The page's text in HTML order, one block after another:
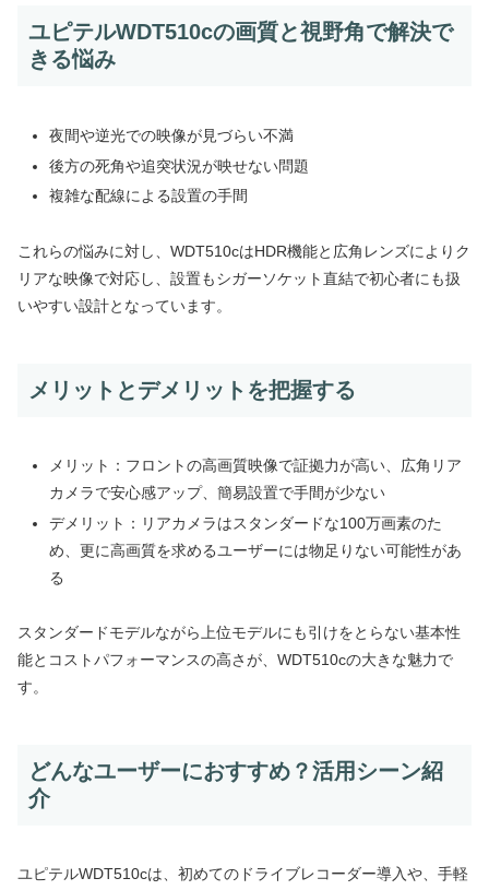
ユピテルWDT510cの画質と視野角で解決で
きる悩み
夜間や逆光での映像が見づらい不満
後方の死角や追突状況が映せない問題
複雑な配線による設置の手間
これらの悩みに対し、WDT510cはHDR機能と広角レンズによりク
リアな映像で対応し、設置もシガーソケット直結で初心者にも扱
いやすい設計となっています。
メリットとデメリットを把握する
メリット：フロントの高画質映像で証拠力が高い、広角リア
カメラで安心感アップ、簡易設置で手間が少ない
デメリット：リアカメラはスタンダードな100万画素のた
め、更に高画質を求めるユーザーには物足りない可能性があ
る
スタンダードモデルながら上位モデルにも引けをとらない基本性
能とコストパフォーマンスの高さが、WDT510cの大きな魅力で
す。
どんなユーザーにおすすめ？活用シーン紹
介
ユピテルWDT510cは、初めてのドライブレコーダー導入や、手軽